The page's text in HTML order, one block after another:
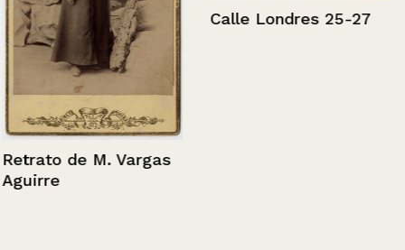
Retrato de M. Vargas
Aguirre
Calle Londres 25-27